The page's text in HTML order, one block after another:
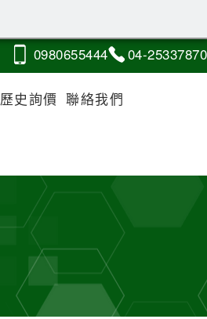
0980655444 04-25337870
歷史詢價 聯絡我們